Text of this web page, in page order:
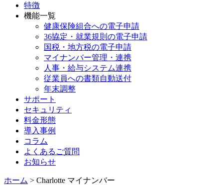
特徴
機能一覧
健康保険組合への電子申請
36協定・就業規則の電子申請
国税・地方税の電子申請
マイナンバー管理・連携
人事・給与システム連携
従業員への書類自動送付
年末調整
サポート
セキュリティ
料金形態
導入事例
コラム
よくあるご質問
お知らせ
ホーム > Charlotte マイナンバー